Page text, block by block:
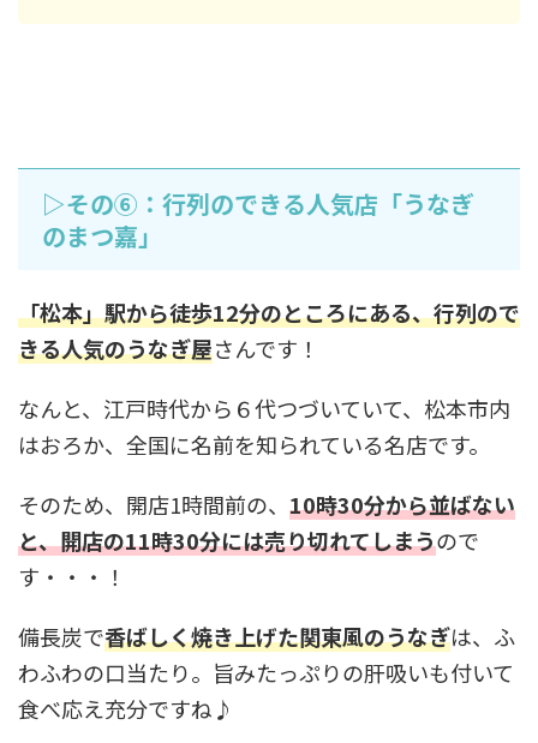
▷その⑥：行列のできる人気店「うなぎ
のまつ嘉」
「松本」駅から徒歩12分のところにある、行列ので
きる人気のうなぎ屋さんです！
なんと、江戸時代から６代つづいていて、松本市内
はおろか、全国に名前を知られている名店です。
そのため、開店1時間前の、 10時30分から並ばない
と、開店の11時30分には売り切れてしまうので
す・・・！
備長炭で香ばしく焼き上げた関東風のうなぎは、ふ
わふわの口当たり。旨みたっぷりの肝吸いも付いて
食べ応え充分ですね♪